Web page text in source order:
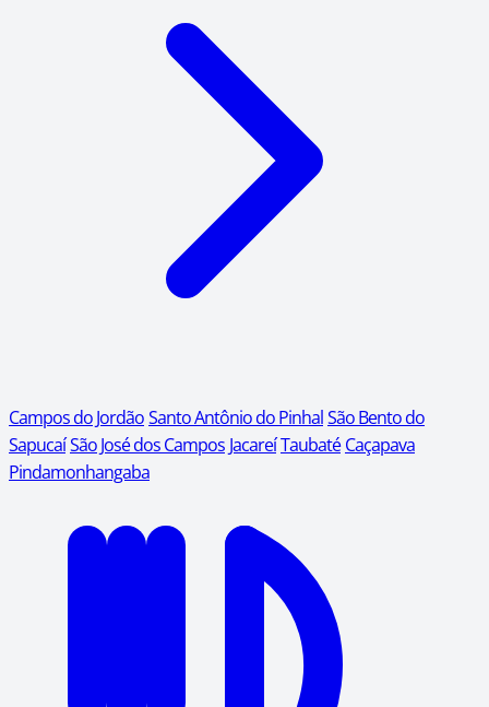
Campos do JordãoSanto Antônio do PinhalSão Bento do
SapucaíSão José dos Campos JacareíTaubaté Caçapava
Pindamonhangaba